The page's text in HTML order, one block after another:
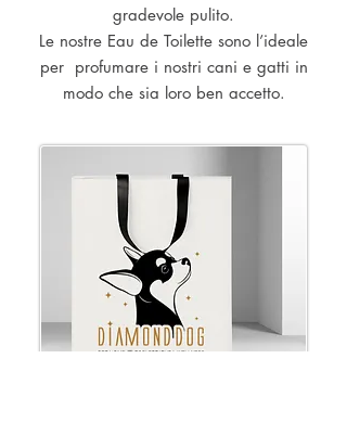
gradevole pulito.
Le nostre Eau de Toilette sono l’ideale
per profumare i nostri cani e gatti in
modo che sia loro ben accetto.